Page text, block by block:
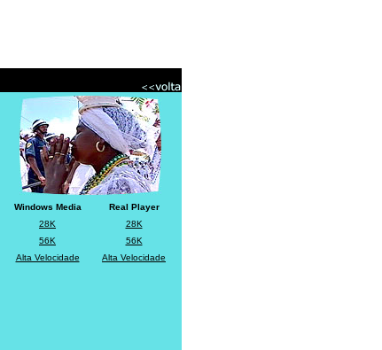
Windows Media
Real Player
28K
28K
56K
56K
Alta Velocidade
Alta Velocidade